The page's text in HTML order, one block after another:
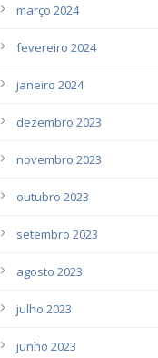
março 2024
fevereiro 2024
janeiro 2024
dezembro 2023
novembro 2023
outubro 2023
setembro 2023
agosto 2023
julho 2023
junho 2023